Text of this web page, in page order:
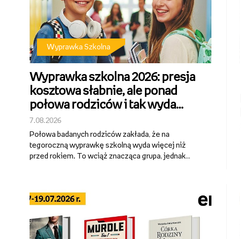
Wyprawka Szkolna
Wyprawka szkolna 2026: presja
kosztowa słabnie, ale ponad
połowa rodziców i tak wyda
więcej niż 500 zł [wyniki badania
SW Research dla Empiku]
7.08.2026
Połowa badanych rodziców zakłada, że na
tegoroczną wyprawkę szkolną wyda więcej niż
przed rokiem. To wciąż znacząca grupa, jednak
wciąż po...